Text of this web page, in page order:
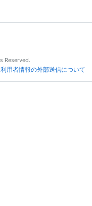
Reserved.
利用者情報の外部送信について